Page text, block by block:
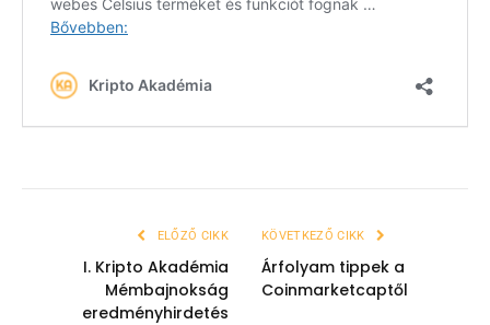
ELŐZŐ CIKK
I. Kripto Akadémia
Mémbajnokság
eredményhirdetés
KÖVETKEZŐ CIKK
Árfolyam tippek a
Coinmarketcaptől